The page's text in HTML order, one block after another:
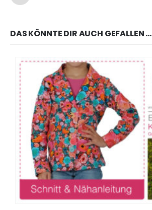
DAS KÖNNTE DIR AUCH GEFALLEN …